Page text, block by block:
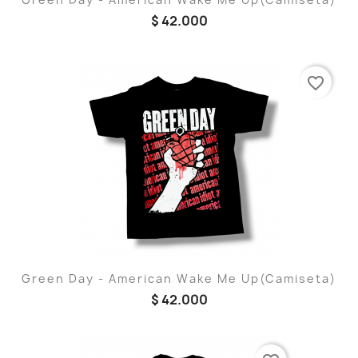
$ 42.000
Green Day - American Wake Me Up(Camiseta)
$ 42.000
favorite_border